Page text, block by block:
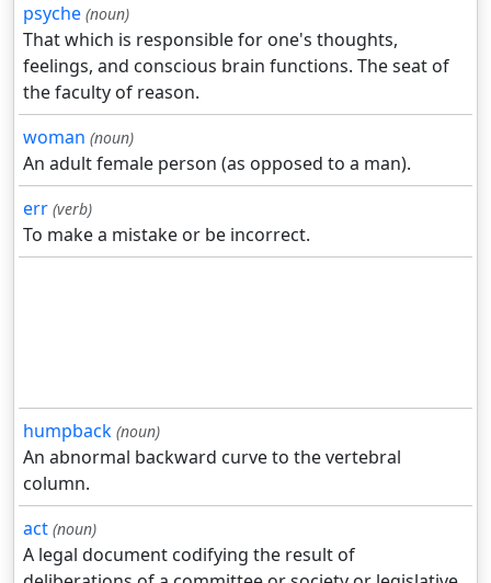
psyche (noun)
That which is responsible for one's thoughts,
feelings, and conscious brain functions. The seat of
the faculty of reason.
woman (noun)
An adult female person (as opposed to a man).
err (verb)
To make a mistake or be incorrect.
humpback (noun)
An abnormal backward curve to the vertebral
column.
act (noun)
A legal document codifying the result of